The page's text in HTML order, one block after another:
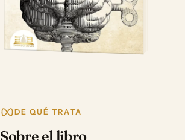
DE QUÉ TRATA
Sobre el libro